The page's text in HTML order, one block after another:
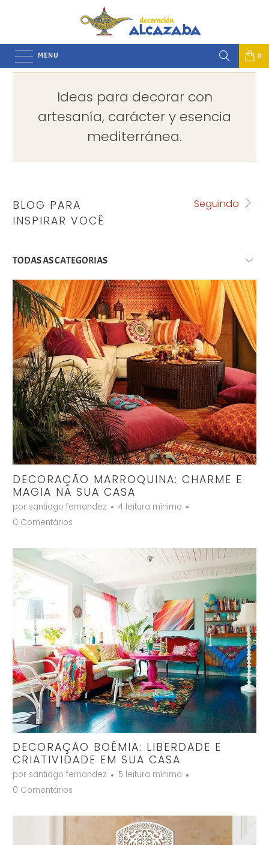
MENU 0
Ideas para decorar con
artesanía, carácter y esencia
mediterránea.
BLOG PARA
INSPIRAR VOCÊ
DECORAÇÃO MARROQUINA: CHARME E
MAGIA NA SUA CASA
por santiago fernandez
4 leitura mínima
0 Comentários
DECORAÇÃO BOÊMIA: LIBERDADE E
CRIATIVIDADE EM SUA CASA
por santiago fernandez
5 leitura mínima
0 Comentários
Seguindo